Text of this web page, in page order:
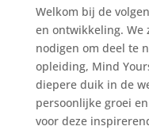
Welkom bij de
en ontwikkeling. We
nodigen om deel te
opleiding, Mind
diepere duik in de
persoonlijke groei
voor deze